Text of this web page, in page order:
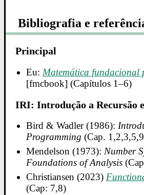
Bibliografia e
Principal
Eu: Matemática fundacional
[fmcbook] (Capítulos 1–6)
IRI: Introdução a Recursão
Bird & Wadler (1986):
Programming (Cap.
Mendelson (1973): Number
Foundations of Analysis
Christiansen (2023)
(Cap: 7,8)